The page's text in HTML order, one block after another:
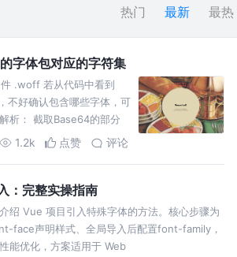
热门 最新 最热
字体包对应的字符集
.woff 若从代码中看到
不好确认包含哪些字体，可
析： 截取Base64的部分
直接在浏览器端
1.2k 点赞 评论
：完整实操指南
绍 Vue 项目引入特殊字体的方法。核心步骤为
face声明样式、全局导入后配置font-family，
能优化，方案适用于 Web